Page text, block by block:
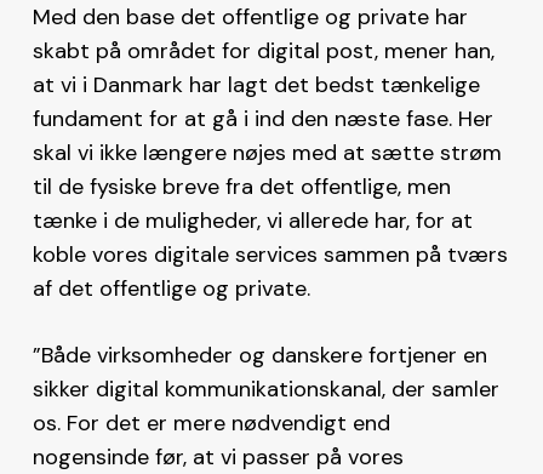
Med den base det offentlige og private har
skabt på området for digital post, mener han,
at vi i Danmark har lagt det bedst tænkelige
fundament for at gå i ind den næste fase. Her
skal vi ikke længere nøjes med at sætte strøm
til de fysiske breve fra det offentlige, men
tænke i de muligheder, vi allerede har, for at
koble vores digitale services sammen på tværs
af det offentlige og private.
”Både virksomheder og danskere fortjener en
sikker digital kommunikationskanal, der samler
os. For det er mere nødvendigt end
nogensinde før, at vi passer på vores